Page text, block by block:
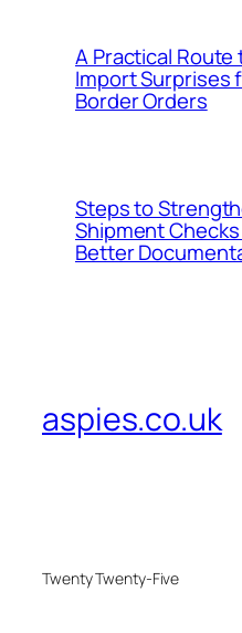
A Practical Route
Import Surprises
Border Orders
Steps to
Shipment
Better
aspies.co.uk
Twenty Twenty-Five